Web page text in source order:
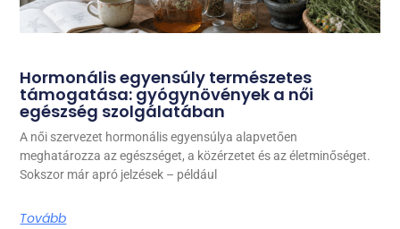
Hormonális egyensúly természetes
támogatása: gyógynövények a női
egészség szolgálatában
A női szervezet hormonális egyensúlya alapvetően
meghatározza az egészséget, a közérzetet és az életminőséget.
Sokszor már apró jelzések – például
Tovább